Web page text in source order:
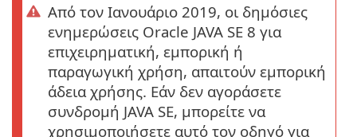
Από τον Ιανουάριο 2019, οι δημόσιες
ενημερώσεις Oracle JAVA SE 8 για
επιχειρηματική, εμπορική ή
παραγωγική χρήση, απαιτούν εμπορική
άδεια χρήσης. Εάν δεν αγοράσετε
συνδρομή JAVA SE, μπορείτε να
χρησιμοποιήσετε αυτό τον οδηγό για